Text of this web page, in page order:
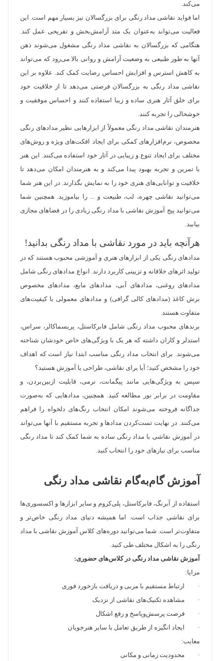
می‌کند.
اما فواید نقاشی مداد رنگی برای بزرگسالان نیز بسیار مهم است. این
فعالیت می‌تواند به‌عنوان یک متد آرامش‌بخش و تفریحی عمل کند.
هنگامی که بزرگسالان به نقاشی مداد رنگی مشغول می‌شوند ذهن
آنها به طور طبیعی به وضعیت آرامش و روانی بالا می‌رود که می‌تواند
به کاهش استرس و افزایش احساس رضایت کمک کند. علاوه بر این
نقاشی مداد رنگی به بزرگسالان فرصتی می‌دهد تا از خلاقیت خود
برای خلق آثار هنری ساده و زیبا استفاده کنند و احساس موفقیت و
خوشحالی را تجربه کنند.
هنرمندان نقاشی مداد رنگی معمولاً از ابزارهایی نظیر مدادهای رنگی
مخصوص، نرم‌افزارهای کمکی برای ایجاد افکت‌های ویژه و روش‌های
مختلف برای ایجاد تنوع و زیبایی در آثار خود استفاده می‌کنند. این هنر
با تمرین و تجربه بهبود پیدا می‌کند و به هنرمندان امکان می‌دهد تا
خلاقیت و توانایی‌های هنری خود را به نمایش بگذارند. در این هنر شما
می‌توانید نقاشی چهره، لب، طبیعت و ... را بیاموزید. همچنین شما
می‌توانید پیج آموزش نقاشی با مداد رنگی زیادی را در فضاهای مجازی
بیابید.
هرآنچه باید در مورد نقاشی با مداد رنگی بدانید!
مدادهای رنگی یکی از ابزارهای هنری و آموزشی محبوب هستند که در
تولید اثرهای خلاقانه و تزیینی کاربرد دارند. انواع مدادهای رنگی شامل
مدادهای روغنی، مدادهای آبی، مدادهای مایع، مدادهای مخصوص
برش کاغذ (مدادهای کالی گرافی) و مدادهای معمولی با کیفیت‌های
متفاوت هستند.
برندهای محبوب مداد رنگی شامل فابرکاستل، پریسماکالر، سراس،
استدلر و کاران داشته که هر یک با ویژگی‌های خاص خودشان شناخته
می‌شوند. برای انتخاب مداد رنگی مناسب ابتدا نیاز است که اهداف
خود را مشخص کنید؛ آیا برای نقاشی، طراحی یا آموزش هستید؟
سپس به ویژگی‌هایی مانند پیگمانت، نرمی، قابلیت ازبین‌بردن، و
مقاومت در برابر نور مطالعه کنید. همچنین، مدادهایی که به‌صورت
جداگانه فروخته می‌شوند امکان انتخاب رنگ‌های دلخواه را فراهم
می‌کنند. در نهایت تست‌کردن مدادها و تجربه مستقیم با آنها می‌تواند
در آموزش نقاشی با مداد رنگی ساده به شما کمک کند تا مداد رنگی
مناسب برای نیازهای خود را انتخاب کنید.
آموزش گام‌به‌گام نقاشی مداد رنگی
استفاده از آبرنگ، فابرکاستل، پلی‌کروم و سایر ابزارها و اکسسوری‌ها
برای نقاشی جذاب است. اما همیشه دنیای مداد رنگی خاص‌تر و
متفاوت‌تر است. شما می‌توانید دوره‌های کلاس آموزش نقاشی با مداد
رنگی را به اشکال مختلف طی کنید.
آموزش نقاشی مداد رنگی در کلاس‌های حضوری:
مزایا:
· ارتباط مستقیم با مربی و دریافت بازخورد فوری
· مشاهده تکنیک‌های نقاشی از نزدیک
· فرصت پرسش‌وپاسخ و رفع اشکال
· ایجاد انگیزه از طریق تعامل با سایر هنرجویان
معایب:
· محدودیت زمانی و مکانی